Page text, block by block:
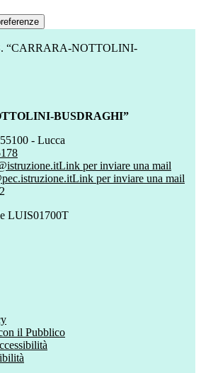
“CARRARA-NOTTOLINI-
BUSDRAGHI”
- Lucca
Link per inviare una mail
Link per inviare una mail
LUIS01700T
il Pubblico